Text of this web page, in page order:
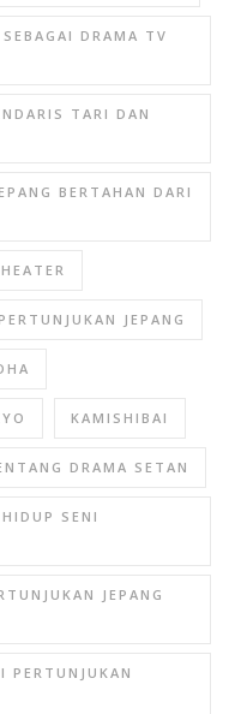
DRAMA TV
TARI DAN
BERTAHAN DARI
JEPANG
KAMISHIBAI
DRAMA SETAN
SENI
JEPANG
PERTUNJUKAN